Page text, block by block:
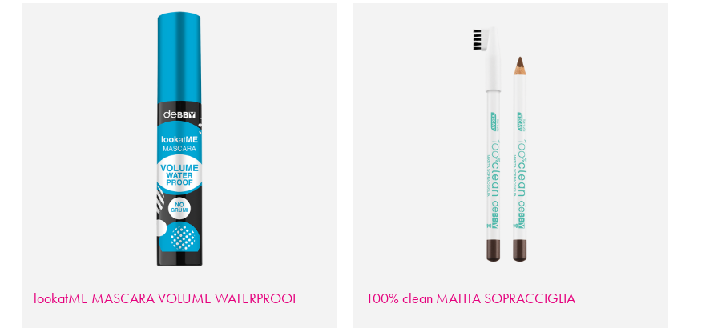
lookatME MASCARA VOLUME WATERPROOF 100% clean MATITA SOPRACCIGLIA